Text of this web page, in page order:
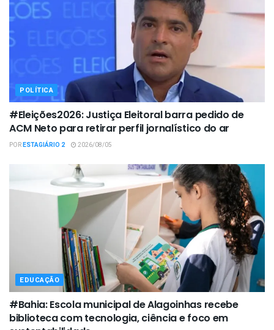
POLÍTICA
#Eleições2026: Justiça Eleitoral barra pedido de
ACM Neto para retirar perfil jornalístico do ar
PORESTAGIÁRIO 2 2026/08/05
EDUCAÇÃO
#Bahia: Escola municipal de Alagoinhas recebe
biblioteca com tecnologia, ciência e foco em